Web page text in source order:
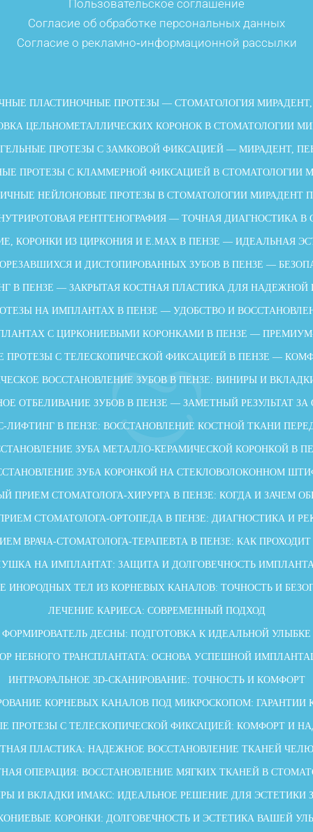
Пользовательское соглашение
Согласие об обработке персональных данных
Согласие о рекламно-информационной рассылки
ПЛАСТИНОЧНЫЕ ПРОТЕЗЫ — СТОМАТОЛОГИЯ МИРАДЕНТ,
ЦЕЛЬНОМЕТАЛЛИЧЕСКИХ КОРОНОК В СТОМАТОЛОГИИ
ПРОТЕЗЫ С ЗАМКОВОЙ ФИКСАЦИЕЙ — МИРАДЕНТ,
ПРОТЕЗЫ С КЛАММЕРНОЙ ФИКСАЦИЕЙ В СТОМАТОЛОГИИ
НЕЙЛОНОВЫЕ ПРОТЕЗЫ В СТОМАТОЛОГИИ МИРАДЕНТ
РЕНТГЕНОГРАФИЯ — ТОЧНАЯ ДИАГНОСТИКА В
КОРОНКИ ИЗ ЦИРКОНИЯ И E.MAX В ПЕНЗЕ — ИДЕАЛЬНАЯ
И ДИСТОПИРОВАННЫХ ЗУБОВ В ПЕНЗЕ —
В ПЕНЗЕ — ЗАКРЫТАЯ КОСТНАЯ ПЛАСТИКА ДЛЯ
НА ИМПЛАНТАХ В ПЕНЗЕ — УДОБСТВО И
С ЦИРКОНИЕВЫМИ КОРОНКАМИ В ПЕНЗЕ —
С ТЕЛЕСКОПИЧЕСКОЙ ФИКСАЦИЕЙ В ПЕНЗЕ —
ВОССТАНОВЛЕНИЕ ЗУБОВ В ПЕНЗЕ: ВИНИРЫ И
ОТБЕЛИВАНИЕ ЗУБОВ В ПЕНЗЕ — ЗАМЕТНЫЙ РЕЗУЛЬТАТ
ЛИФТИНГ В ПЕНЗЕ: ВОССТАНОВЛЕНИЕ КОСТНОЙ ТКАНИ
ЗУБА МЕТАЛЛО-КЕРАМИЧЕСКОЙ КОРОНКОЙ В
ЗУБА КОРОНКОЙ НА СТЕКЛОВОЛОКОННОМ
ПРИЕМ СТОМАТОЛОГА-ХИРУРГА В ПЕНЗЕ: КОГДА И ЗАЧЕМ
СТОМАТОЛОГА-ОРТОПЕДА В ПЕНЗЕ: ДИАГНОСТИКА И
ВРАЧА-СТОМАТОЛОГА-ТЕРАПЕВТА В ПЕНЗЕ: КАК
НА ИМПЛАНТАТ: ЗАЩИТА И ДОЛГОВЕЧНОСТЬ
ИНОРОДНЫХ ТЕЛ ИЗ КОРНЕВЫХ КАНАЛОВ: ТОЧНОСТЬ И
ЛЕЧЕНИЕ КАРИЕСА: СОВРЕМЕННЫЙ ПОДХОД
ФОРМИРОВАТЕЛЬ ДЕСНЫ: ПОДГОТОВКА К ИДЕАЛЬНОЙ УЛЫБКЕ
НЕБНОГО ТРАНСПЛАНТАТА: ОСНОВА УСПЕШНОЙ
ИНТРАОРАЛЬНОЕ 3D-СКАНИРОВАНИЕ: ТОЧНОСТЬ И КОМФОРТ
КОРНЕВЫХ КАНАЛОВ ПОД МИКРОСКОПОМ: ГАРАНТИИ
ПРОТЕЗЫ С ТЕЛЕСКОПИЧЕСКОЙ ФИКСАЦИЕЙ: КОМФОРТ И
ПЛАСТИКА: НАДЕЖНОЕ ВОССТАНОВЛЕНИЕ ТКАНЕЙ
ОПЕРАЦИЯ: ВОССТАНОВЛЕНИЕ МЯГКИХ ТКАНЕЙ В
И ВКЛАДКИ ИМАКС: ИДЕАЛЬНОЕ РЕШЕНИЕ ДЛЯ ЭСТЕТИКИ
КОРОНКИ: ДОЛГОВЕЧНОСТЬ И ЭСТЕТИКА ВАШЕЙ